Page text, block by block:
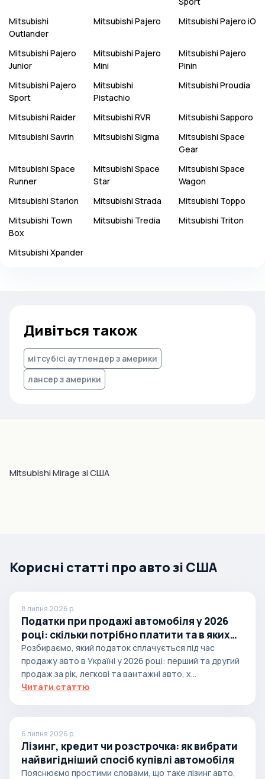
Mitsubishi
Outlander
Mitsubishi Pajero Mitsubishi Pajero iO
Mitsubishi Pajero
Junior
Mitsubishi Pajero
Mini
Mitsubishi Pajero
Pinin
Mitsubishi Pajero
Sport
Mitsubishi
Pistachio
Mitsubishi Proudia
Mitsubishi Raider Mitsubishi RVR Mitsubishi Sapporo
Mitsubishi Savrin Mitsubishi Sigma Mitsubishi Space
Gear
Mitsubishi Space
Runner
Mitsubishi Space
Star
Mitsubishi Space
Wagon
Mitsubishi Starion Mitsubishi Strada Mitsubishi Toppo
Mitsubishi Town
Box
Mitsubishi Tredia Mitsubishi Triton
Mitsubishi Xpander
Дивіться також
мітсубісі аутлендер з америки
лансер з америки
Mitsubishi Mirage зі США
Корисні статті про авто зі США
8 липня 2026 р.
Податки при продажі автомобіля у 2026
році: скільки потрібно платити та в яких
випадках
Розбираємо, який податок сплачується під час
продажу авто в Україні у 2026 році: перший та другий
продаж за рік, легкові та вантажні авто, х...
Читати статтю
6 липня 2026 р.
Лізинг, кредит чи розстрочка: як вибрати
найвигідніший спосіб купівлі автомобіля
Пояснюємо простими словами, що таке лізинг авто,